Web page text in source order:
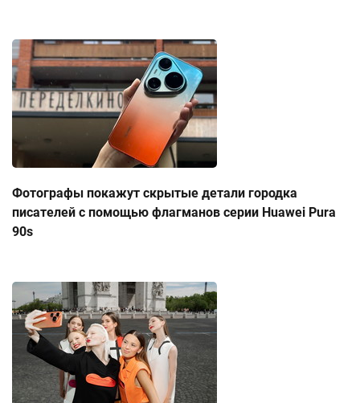
Фотографы покажут скрытые детали городка
писателей с помощью флагманов серии Huawei Pura
90s